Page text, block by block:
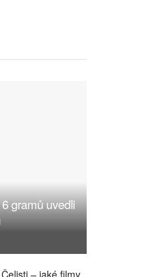
gramů uvedli
– jaké filmy